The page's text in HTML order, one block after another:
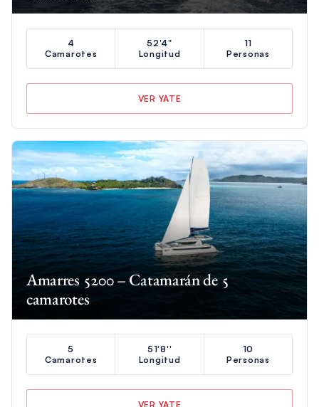
4
Camarotes
52'4"
Longitud
11
Personas
VER YATE
Amarres 5200 – Catamarán de 5
camarotes
5
Camarotes
51'8''
Longitud
10
Personas
VER YATE